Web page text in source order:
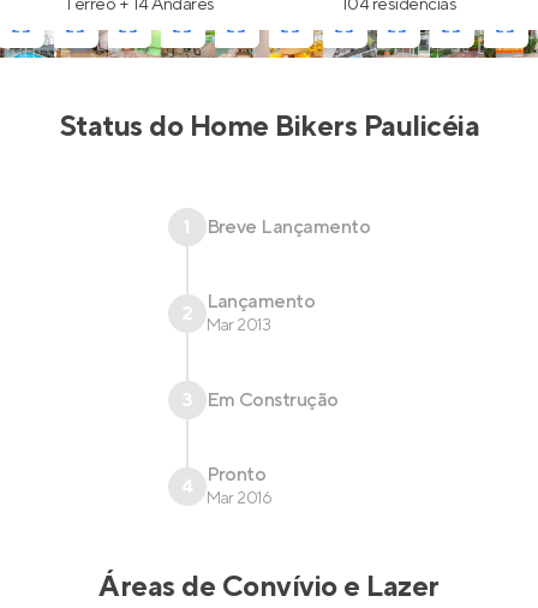
Status do Home Bikers Paulicéia
1 Breve Lançamento
2 Lançamento
Mar 2013
3 Em Construção
4 Pronto
Mar 2016
Áreas de Convívio e Lazer